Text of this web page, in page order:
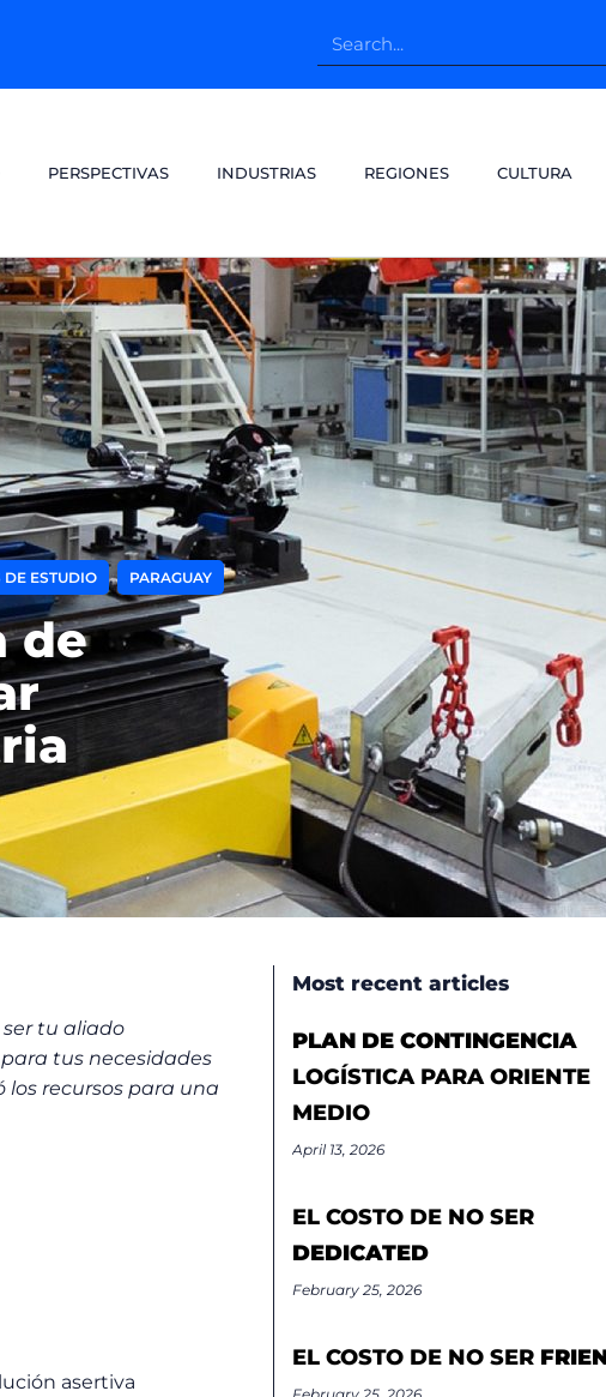
PERSPECTIVAS INDUSTRIAS REGIONES CULTURA
DE ESTUDIO , PARAGUAY
de
tu aliado
tus necesidades
los recursos para una
asertiva
Most recent articles
PLAN DE CONTINGENCIA
LOGÍSTICA PARA ORIENTE
MEDIO
April 13, 2026
EL COSTO DE NO SER
DEDICATED
February 25, 2026
EL COSTO DE NO SER